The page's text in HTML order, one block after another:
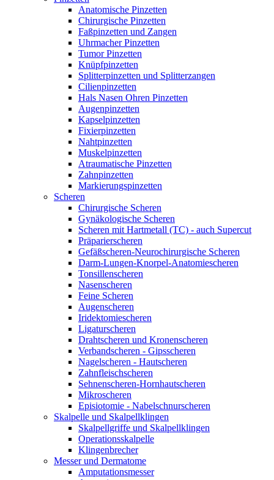
Anatomische Pinzetten
Chirurgische Pinzetten
Faßpinzetten und Zangen
Uhrmacher Pinzetten
Tumor Pinzetten
Knüpfpinzetten
Splitterpinzetten und Splitterzangen
Cilienpinzetten
Hals Nasen Ohren Pinzetten
Augenpinzetten
Kapselpinzetten
Fixierpinzetten
Nahtpinzetten
Muskelpinzetten
Atraumatische Pinzetten
Zahnpinzetten
Markierungspinzetten
Scheren
Chirurgische Scheren
Gynäkologische Scheren
Scheren mit Hartmetall (TC) - auch Supercut
Präparierscheren
Gefäßscheren-Neurochirurgische Scheren
Darm-Lungen-Knorpel-Anatomiescheren
Tonsillenscheren
Nasenscheren
Feine Scheren
Augenscheren
Iridektomiescheren
Ligaturscheren
Drahtscheren und Kronenscheren
Verbandscheren - Gipsscheren
Nagelscheren - Hautscheren
Zahnfleischscheren
Sehnenscheren-Hornhautscheren
Mikroscheren
Episiotomie - Nabelschnurscheren
Skalpelle und Skalpellklingen
Skalpellgriffe und Skalpellklingen
Operationsskalpelle
Klingenbrecher
Messer und Dermatome
Amputationsmesser